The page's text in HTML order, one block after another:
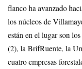
flanco ha avanzado
los núcleos de
están en el lugar son
(2), la BrifRuente, la
cuatro empresas